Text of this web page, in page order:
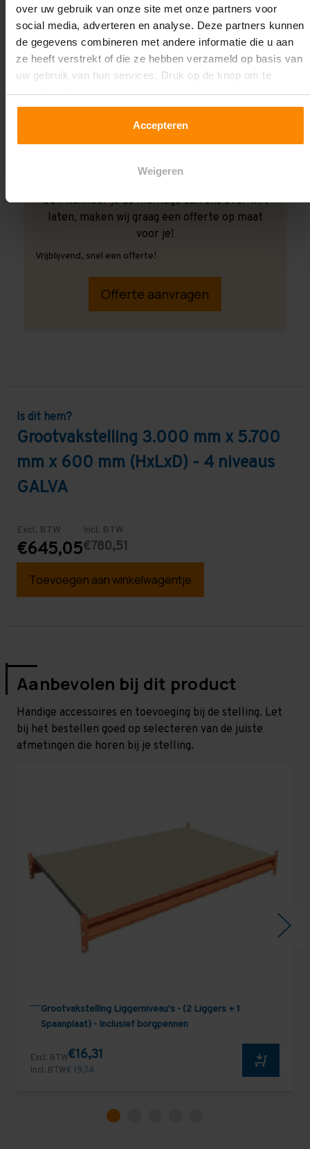
over uw gebruik van onze site met onze partners voor
social media, adverteren en analyse. Deze partners kunnen
de gegevens combineren met andere informatie die u aan
ze heeft verstrekt of die ze hebben verzameld op basis van
uw gebruik van hun services. Druk op de knop om te
accepteren!
Accepteren
Weigeren
Ook wanneer je de montage aan ons over wilt
laten, maken wij graag een offerte op maat
voor je!
Vrijblijvend, snel een offerte!
Offerte aanvragen
Is dit hem?
Grootvakstelling 3.000 mm x 5.700
mm x 600 mm (HxLxD) - 4 niveaus
GALVA
Excl. BTW
€645,05
Incl. BTW
€780,51
Toevoegen aan winkelwagentje
Aanbevolen bij dit product
Handige accessoires en toevoeging bij de stelling. Let
bij het bestellen goed op selecteren van de juiste
afmetingen die horen bij je stelling.
Grootvakstelling Liggerniveau's - (2 Liggers + 1
Spaanplaat) - Inclusief borgpennen
Excl. BTW€16,31
Incl. BTW€ 19,74